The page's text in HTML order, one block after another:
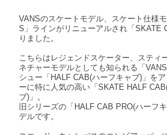
VANSのスケートモデル、スケート仕様
S」ラインがリニューアルされ「SKATE
りました。
こちらはレジェンドスケーター、スティ
ネチャーモデルとしても知られる「
シュー「HALF CAB(ハーフキャブ)」を
ーに特に人気の高い「SKATE HALF
ブ)」。
旧シリーズの「HALF CAB PRO(ハーフ
デルです。